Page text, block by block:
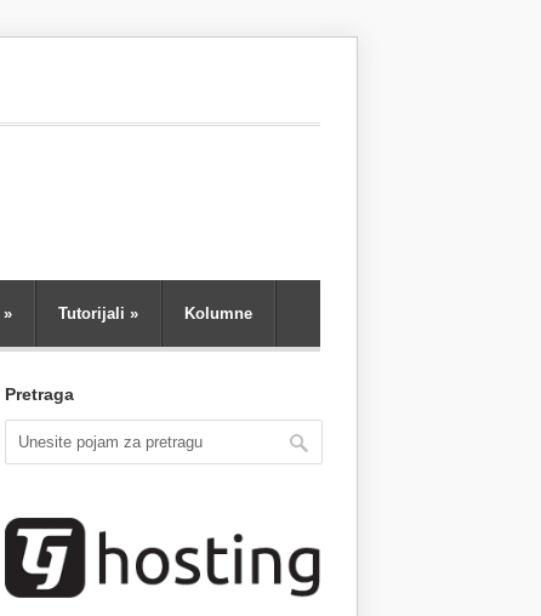
» Tutorijali » Kolumne
Pretraga